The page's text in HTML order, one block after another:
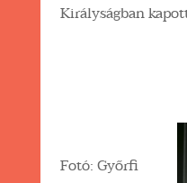
Királyságban
Fotó: Győrfi